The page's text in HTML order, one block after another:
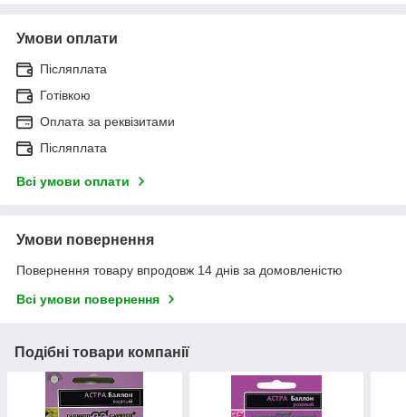
Умови оплати
Післяплата
Готівкою
Оплата за реквізитами
Післяплата
Всі умови оплати
Умови повернення
Повернення товару впродовж 14 днів за домовленістю
Всі умови повернення
Подібні товари компанії